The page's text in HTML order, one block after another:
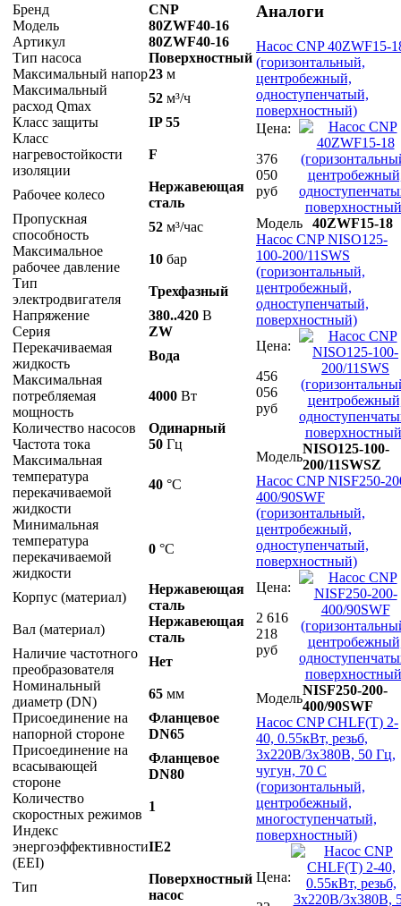
Бренд
CNP
Модель
80ZWF40-16
Артикул
80ZWF40-16
Тип насоса
Поверхностный
Максимальный напор23 м
Максимальный
расход Qmax
52 м³/ч
Класс защиты
IP 55
Класс
нагревостойкости
изоляции
F
Рабочее колесо
Нержавеющая
сталь
Пропускная
способность
52 м³/час
Максимальное
рабочее давление
10 бар
Тип
электродвигателя
Трехфазный
Напряжение
380..420 В
Серия
ZW
Перекачиваемая
жидкость
Вода
Максимальная
потребляемая
мощность
4000 Вт
Количество насосов
Одинарный
Частота тока
50 Гц
Максимальная
температура
перекачиваемой
жидкости
40 °С
Минимальная
температура
перекачиваемой
жидкости
0 °С
Корпус (материал)
Нержавеющая
сталь
Вал (материал)
Нержавеющая
сталь
Наличие частотного
преобразователя
Нет
Номинальный
диаметр (DN)
65 мм
Присоединение на
напорной стороне
Фланцевое
DN65
Присоединение на
всасывающей
стороне
Фланцевое
DN80
Количество
скоростных режимов
1
Индекс
энергоэффективности
(EEI)
IE2
Тип
Поверхностный
насос
Аналоги
Насос CNP 40ZWF15-
(горизонтальный,
центробежный,
одноступенчатый,
поверхностный)
Цена:
376
050
руб
Модель
40ZWF15-18
Насос CNP NISO125-
100-200/11SWS
(горизонтальный,
центробежный,
одноступенчатый,
поверхностный)
Цена:
456
056
руб
Модель
NISO125-100-
200/11SWSZ
Насос CNP NISF250-
400/90SWF
(горизонтальный,
центробежный,
одноступенчатый,
поверхностный)
Цена:
2 616
218
руб
Модель
NISF250-200-
400/90SWF
Насос CNP CHLF(T) 2-
40, 0.55кВт, резьб,
3х220В/3х380В, 50 Гц,
чугун, 70 С
(горизонтальный,
центробежный,
многоступенчатый,
поверхностный)
Цена: